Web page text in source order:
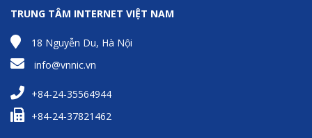
TRUNG TÂM INTERNET VIỆT NAM
18 Nguyễn Du, Hà Nội
info@vnnic.vn
+84-24-35564944
+84-24-37821462